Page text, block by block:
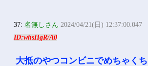
37:名無しさん 2024/04/21(日) 12:37:00.047
ID:whsHgR/A0
大抵のやつコンビニでめちゃくち